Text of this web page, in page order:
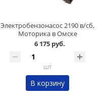
Электробензонасос 2190 в/сб,
Моторика в Омске
6 175 руб.
шт
В корзину